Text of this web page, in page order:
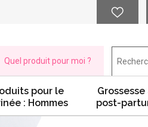
Quel produit pour moi ?
pour le
: Hommes
Grossesse
post-